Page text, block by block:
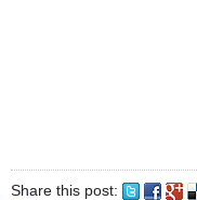
Share this post: